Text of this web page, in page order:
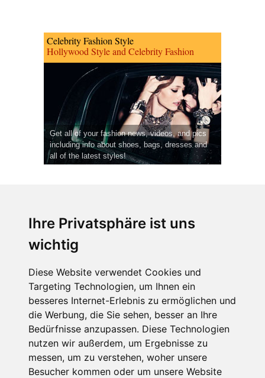
Ihre Privatsphäre ist uns
wichtig
Diese Website verwendet Cookies und
Targeting Technologien, um Ihnen ein
besseres Internet-Erlebnis zu ermöglichen und
die Werbung, die Sie sehen, besser an Ihre
Bedürfnisse anzupassen. Diese Technologien
nutzen wir außerdem, um Ergebnisse zu
messen, um zu verstehen, woher unsere
Besucher kommen oder um unsere Website
Celebrity Fashion Style
Hollywood Style and Celebrity Fashion
Get all of your fashion news, videos, and pics
including info about shoes, bags, dresses and
all of the latest styles!
CPost.org© 2013-2023 The Celebrity Post.
Terms of Use Privacy | Cookies Policy( Einstellungen ändern
About Us
Advertising
Contact Us